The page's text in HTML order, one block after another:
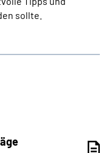
sollte.